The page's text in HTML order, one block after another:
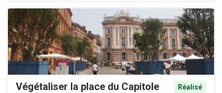
Végétaliser la place du Capitole
Réalisé